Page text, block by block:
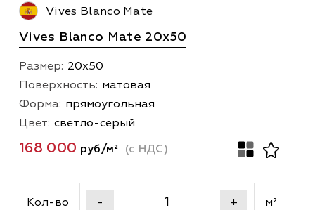
Vives Blanco Mate
Vives Blanco Mate 20x50
Размер: 20х50
Поверхность: матовая
Форма: прямоугольная
Цвет: светло-серый
168 000 руб/м² (с НДС)
Кол-во - + м²